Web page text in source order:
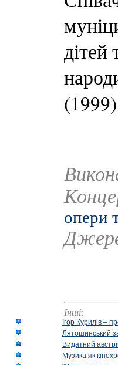
опери
Інші:
Ігор Курилів –
Лятошинський
Видатний
Музика як